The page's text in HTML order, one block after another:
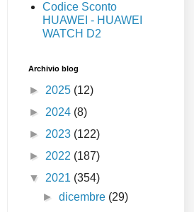
Codice Sconto
HUAWEI - HUAWEI
WATCH D2
Archivio blog
► 2025 (12)
► 2024 (8)
► 2023 (122)
► 2022 (187)
▼ 2021 (354)
►dicembre (29)